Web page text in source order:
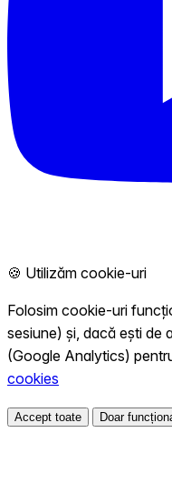
🍪 Utilizăm cookie-uri
Folosim cookie-uri
sesiune) și, dacă ești de
(Google Analytics)
cookies
Accept toate Doar